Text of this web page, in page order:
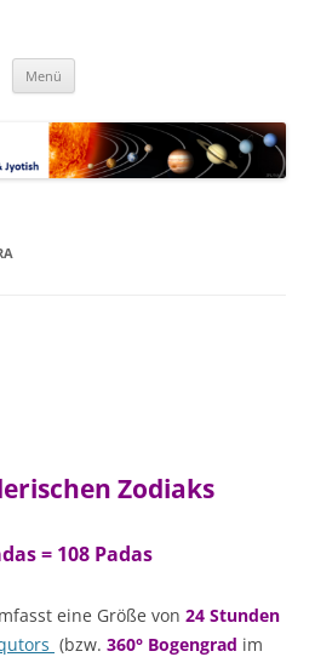
Menü
Zodiaks
= 108 Padas
eine Größe von 24 Stunden
(bzw. 360° Bogengrad im